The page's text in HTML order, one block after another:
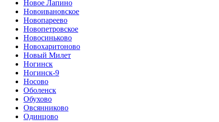
Новое Лапино
Новоивановское
Новопареево
Новопетровское
Новосиньково
Новохаритоново
Новый Милет
Ногинск
Ногинск-9
Носово
Оболенск
Обухово
Овсянниково
Одинцово